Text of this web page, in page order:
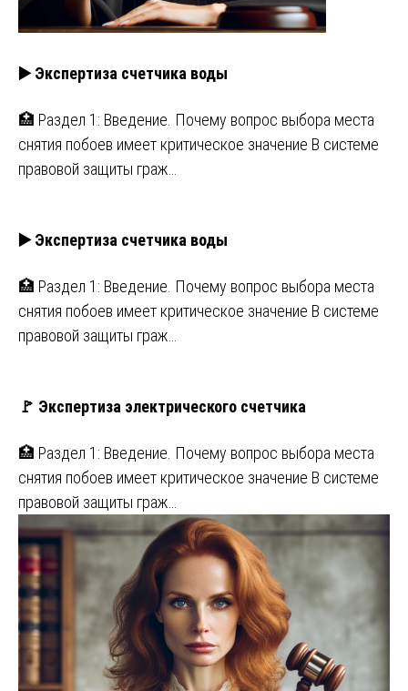
▶️ Экспертиза счетчика воды
🏥 Раздел 1: Введение. Почему вопрос выбора места
снятия побоев имеет критическое значение В системе
правовой защиты граж…
▶️ Экспертиза счетчика воды
🏥 Раздел 1: Введение. Почему вопрос выбора места
снятия побоев имеет критическое значение В системе
правовой защиты граж…
🚩 Экспертиза электрического счетчика
🏥 Раздел 1: Введение. Почему вопрос выбора места
снятия побоев имеет критическое значение В системе
правовой защиты граж…